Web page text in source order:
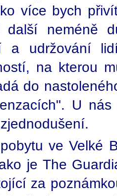
více bych
další neméně
a udržování
na kterou
do
U
ve Velké
je The
za